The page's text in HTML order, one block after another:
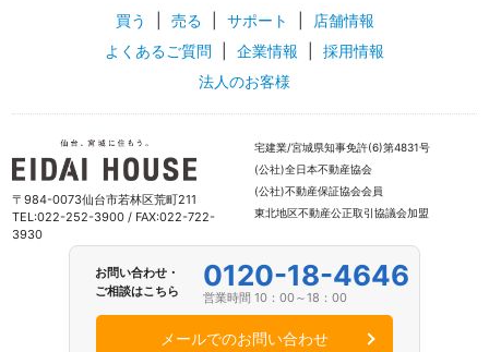
買う 売る サポート
店舗情報
よくあるご質問
企業情報
採用情報
法人のお客様
〒984-0073仙台市若林区荒町211
TEL:022-252-3900 / FAX:022-722-
3930
宅建業/宮城県知事免許(6)第4831号
(公社)全日本不動産協会
(公社)不動産保証協会会員
東北地区不動産公正取引協議会加盟
お問い合わせ・
ご相談はこちら
0120-18-4646
営業時間 10：00～18：00
メールでのお問い合わせ